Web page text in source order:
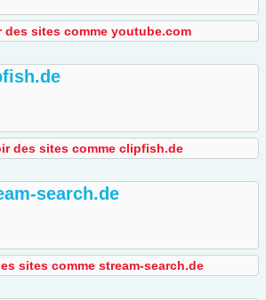
des sites comme youtube.com
des sites comme clipfish.de
search.de
sites comme stream-search.de